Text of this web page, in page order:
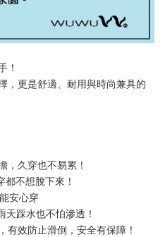
！
，更是舒適、耐用與時尚兼具的
，久穿也不易累！
不想脫下來！
安心穿
踩水也不怕滲透！
有效防止滑倒，安全有保障！